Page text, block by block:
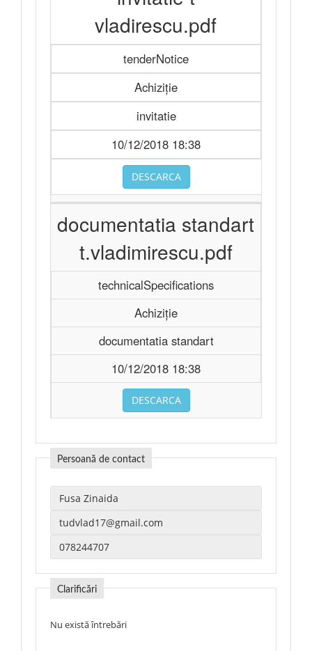
vladirescu.pdf
tenderNotice
Achiziție
invitatie
10/12/2018 18:38
DESCARCA
documentatia standart
t.vladimirescu.pdf
technicalSpecifications
Achiziție
documentatia standart
10/12/2018 18:38
DESCARCA
Persoană de contact
Clarificări
Nu există întrebări